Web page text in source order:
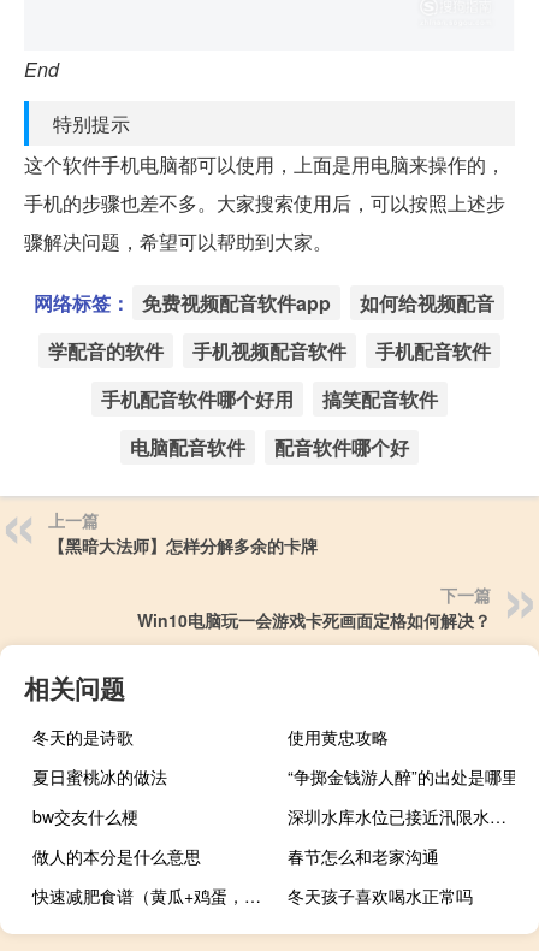
End
特别提示
这个软件手机电脑都可以使用，上面是用电脑来操作的，
手机的步骤也差不多。大家搜索使用后，可以按照上述步
骤解决问题，希望可以帮助到大家。
网络标签： 免费视频配音软件app
如何给视频配音
学配音的软件
手机视频配音软件
手机配音软件
手机配音软件哪个好用
搞笑配音软件
电脑配音软件
配音软件哪个好
上一篇
【黑暗大法师】怎样分解多余的卡牌
下一篇
Win10电脑玩一会游戏卡死画面定格如何解决？
相关问题
冬天的是诗歌
使用黄忠攻略
夏日蜜桃冰的做法
“争掷金钱游人醉”的出处是哪里
bw交友什么梗
深圳水库水位已接近汛限水位防汛办发布排洪预警
做人的本分是什么意思
春节怎么和老家沟通
快速减肥食谱（黄瓜+鸡蛋，7天刮掉20斤）
冬天孩子喜欢喝水正常吗